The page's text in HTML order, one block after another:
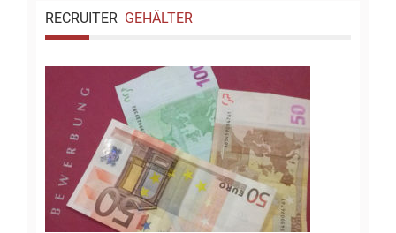
RECRUITER GEHÄLTER